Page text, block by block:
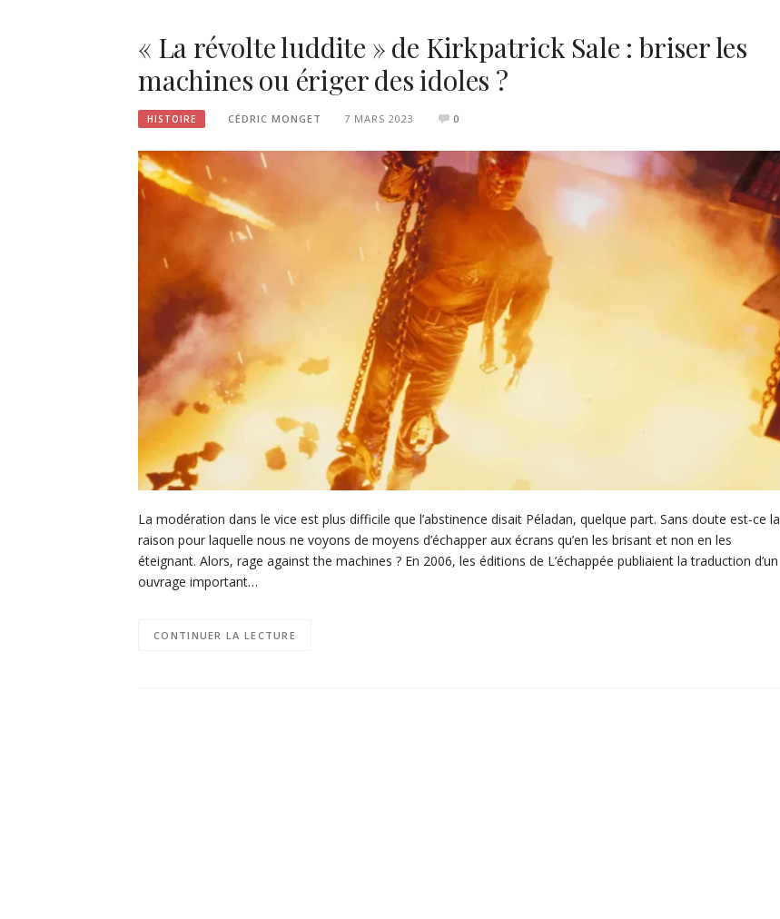
« La révolte luddite » de Kirkpatrick Sale : briser les
machines ou ériger des idoles ?
HISTOIRE CÉDRIC MONGET 7 MARS 2023 0
La modération dans le vice est plus difficile que l’abstinence disait Péladan, quelque part. Sans doute est-ce la
raison pour laquelle nous ne voyons de moyens d’échapper aux écrans qu’en les brisant et non en les
éteignant. Alors, rage against the machines ? En 2006, les éditions de L’échappée publiaient la traduction d’un
ouvrage important…
CONTINUER LA LECTURE